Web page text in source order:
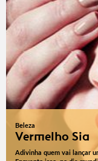
Beleza
Vermelho Sia
Adivinha quem vai lançar